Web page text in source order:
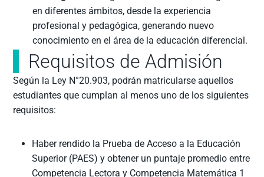
en diferentes ámbitos, desde la experiencia
profesional y pedagógica, generando nuevo
conocimiento en el área de la educación diferencial.
Requisitos de Admisión
Según la Ley N°20.903, podrán matricularse aquellos
estudiantes que cumplan al menos uno de los siguientes
requisitos:
Haber rendido la Prueba de Acceso a la Educación
Superior (PAES) y obtener un puntaje promedio entre
Competencia Lectora y Competencia Matemática 1